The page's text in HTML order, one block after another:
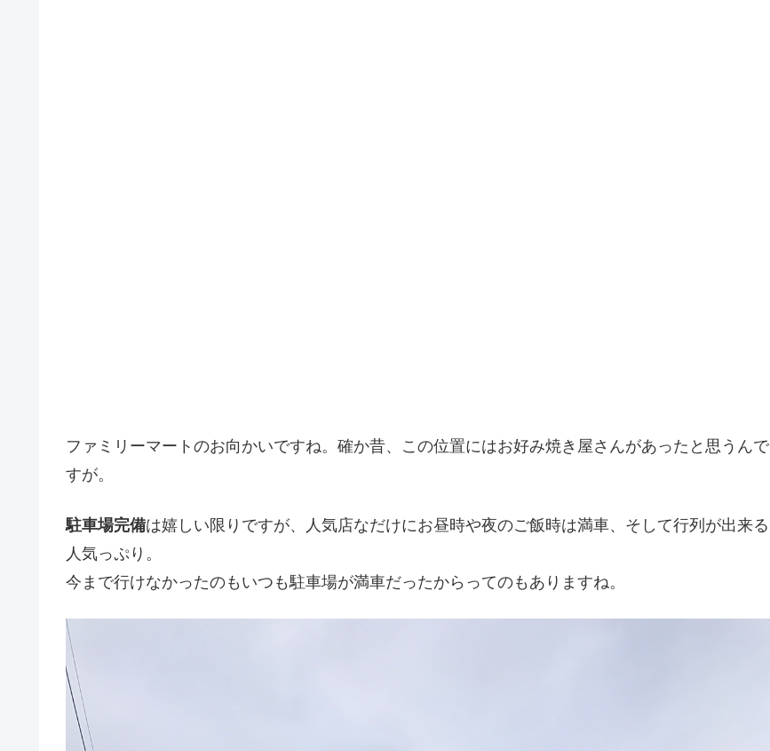
ファミリーマートのお向かいですね。確か昔、この位置にはお好み焼き屋さんがあったと思うんで
すが。
駐車場完備は嬉しい限りですが、人気店なだけにお昼時や夜のご飯時は満車、そして行列が出来る
人気っぷり。
今まで行けなかったのもいつも駐車場が満車だったからってのもありますね。